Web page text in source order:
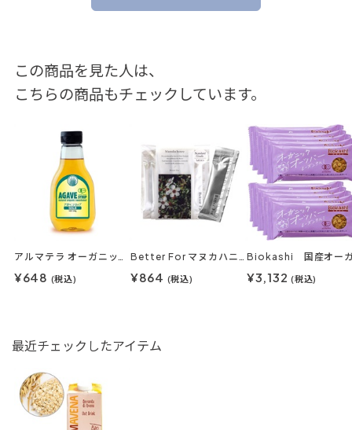
この商品を見た人は、
こちらの商品もチェックしています。
アルマテラ オーガニックアガベシロップ
¥648 (税込)
Better For マヌカハニースティック MG83+ 6本入り
¥864 (税込) ¥3,132(税込)
最近チェックしたアイテム